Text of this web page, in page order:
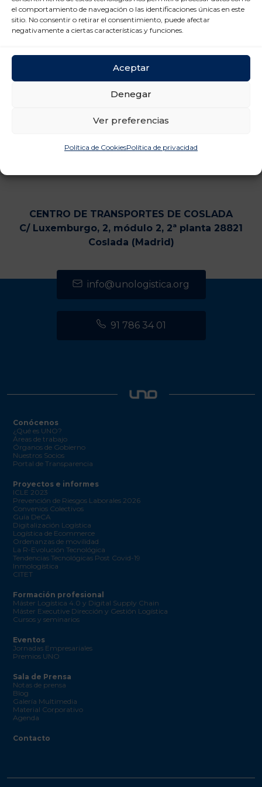
el comportamiento de navegación o las identificaciones únicas en este
sitio. No consentir o retirar el consentimiento, puede afectar
negativamente a ciertas características y funciones.
Aceptar
Denegar
Ver preferencias
Política de CookiesPolítica de privacidad
CENTRO DE TRANSPORTES DE COSLADA
C/ Luxemburgo, 2, módulo 2, 2ª planta 28821
Coslada (Madrid)
info@unologistica.org
91 786 34 01
Conócenos
¿Qué es UNO?
Áreas de trabajo
Órganos de Gobierno
Nuestros Socios
Portal de Transparencia
Proyectos e informes
ICLE 2023
Prevención de Riesgos Laborales 2026
Convenios Colectivos
Guía DeCA
Digitalización Logística
Logística de Ecommerce
Ordenanzas de movilidad
La R-Evolución Tecnológica
Tendencias Tecnológicas Post Covid-19
Inmologística
CITET
Formación profesional
Máster Logística 4.0 y Digital Supply Chain
Máster Executive Dirección y Gestión Logística
Cursos y seminarios
Eventos
Jornadas Empresariales
Premios UNO
Sala de Prensa
Notas de prensa
Blog
Galería Multimedia
Material Corporativo
Agenda
Contacto